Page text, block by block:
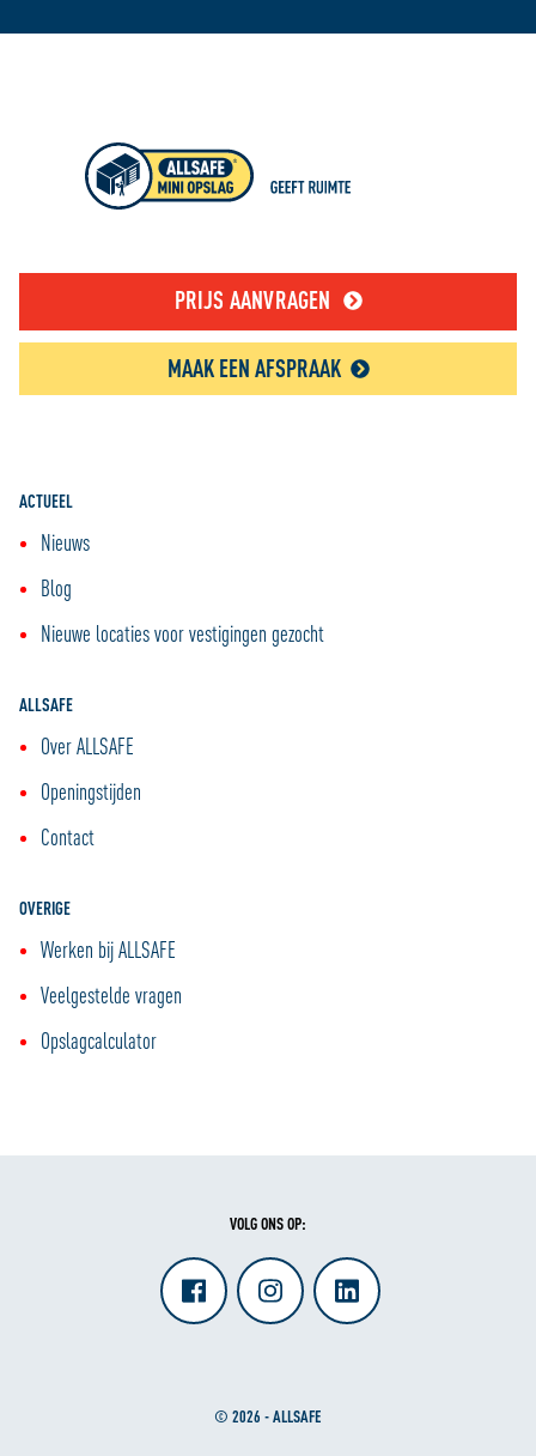
PRIJS AANVRAGEN
MAAK EEN AFSPRAAK
ACTUEEL
Nieuws
Blog
Nieuwe locaties voor vestigingen gezocht
ALLSAFE
Over ALLSAFE
Openingstijden
Contact
OVERIGE
Werken bij ALLSAFE
Veelgestelde vragen
Opslagcalculator
VOLG ONS OP:
© 2026 - ALLSAFE